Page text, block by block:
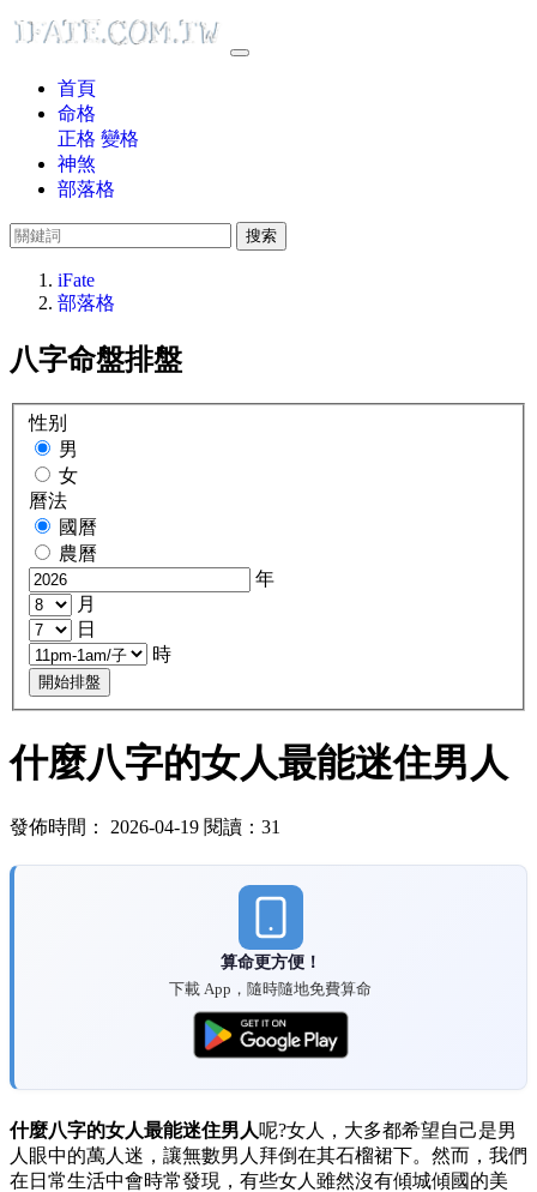
首頁
命格
正格 變格
神煞
部落格
搜索
iFate
部落格
八字命盤排盤
性别
男
女
曆法
國曆
農曆
年
月
日
時
開始排盤
什麼八字的女人最能迷住男人
發佈時間： 2026-04-19 閱讀：31
算命更方便！
下載 App，隨時隨地免費算命
什麼八字的女人最能迷住男人呢?女人，大多都希望自己是男
人眼中的萬人迷，讓無數男人拜倒在其石榴裙下。然而，我們
在日常生活中會時常發現，有些女人雖然沒有傾城傾國的美